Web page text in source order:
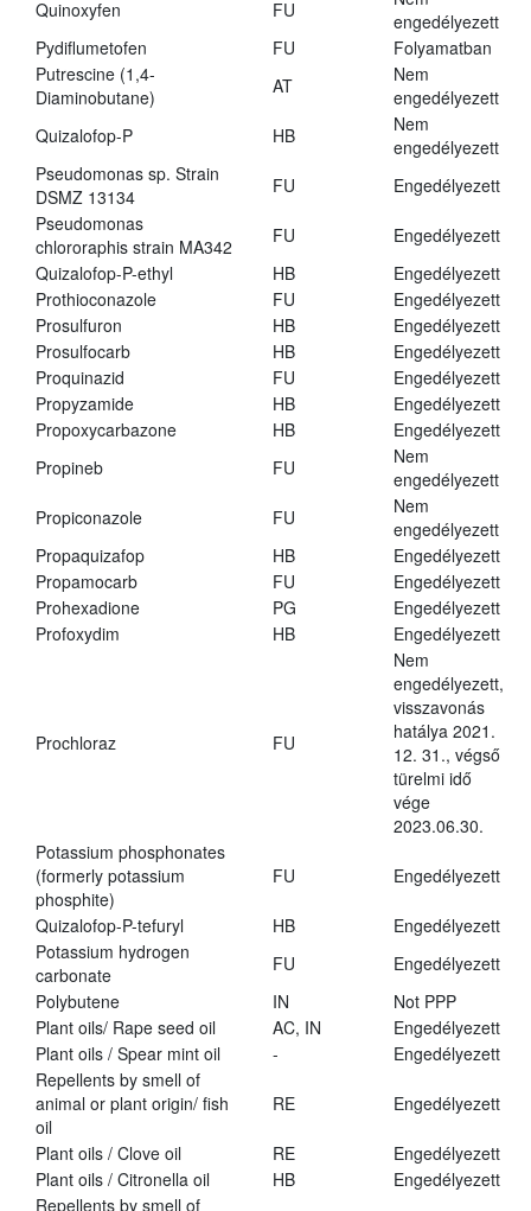
Quinoxyfen FU
engedélyezett
Pydiflumetofen
FU
Folyamatban
Putrescine (1,4-
Diaminobutane)
AT
Nem
engedélyezett
Quizalofop-P
HB
Nem
engedélyezett
Pseudomonas sp. Strain
DSMZ 13134
FU
Engedélyezett
Pseudomonas
chlororaphis strain MA342
FU
Engedélyezett
Quizalofop-P-ethyl
HB
Engedélyezett
Prothioconazole
FU
Engedélyezett
Prosulfuron
HB
Engedélyezett
Prosulfocarb
HB
Engedélyezett
Proquinazid
FU
Engedélyezett
Propyzamide
HB
Engedélyezett
Propoxycarbazone
HB
Engedélyezett
Propineb
FU
Nem
engedélyezett
Propiconazole
FU
Nem
engedélyezett
Propaquizafop
HB
Engedélyezett
Propamocarb
FU
Engedélyezett
Prohexadione
PG
Engedélyezett
Profoxydim
HB Engedélyezett
Prochloraz FU
Nem
engedélyezett,
visszavonás
hatálya 2021.
12. 31., végső
türelmi idő
vége
2023.06.30.
Potassium phosphonates
(formerly potassium
phosphite)
FU Engedélyezett
Quizalofop-P-tefuryl HB
Engedélyezett
Potassium hydrogen
carbonate
FU
Engedélyezett
Polybutene
IN
Not PPP
Plant oils/ Rape seed oil
AC, IN
Engedélyezett
Plant oils / Spear mint oil
-
Engedélyezett
Repellents by smell of
animal or plant origin/ fish
oil
RE Engedélyezett
Plant oils / Clove oil RE
Engedélyezett
Plant oils / Citronella oil
HB
Engedélyezett
Repellents by smell of